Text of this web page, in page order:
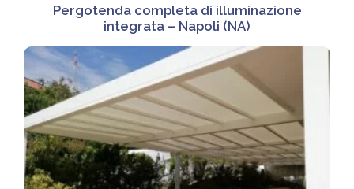
Pergotenda completa di illuminazione
integrata – Napoli (NA)